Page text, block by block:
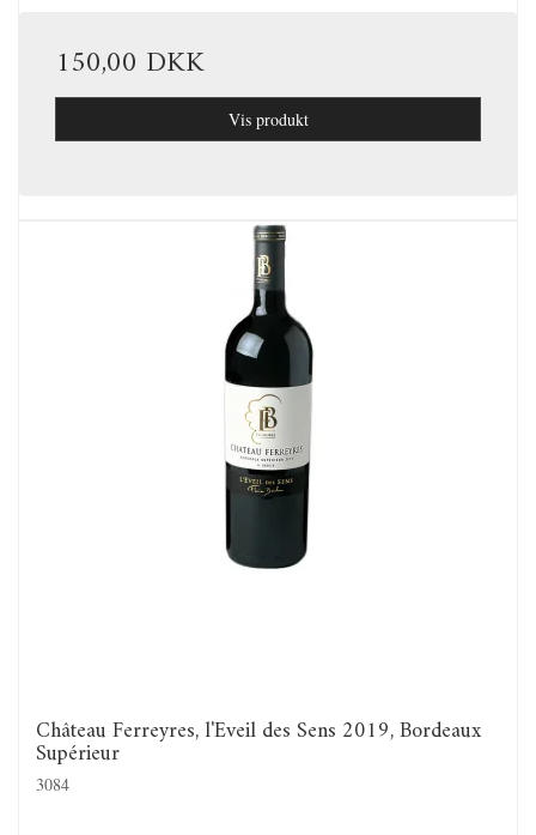
150,00 DKK
Vis produkt
Château Ferreyres, l'Eveil des Sens 2019, Bordeaux
Supérieur
3084